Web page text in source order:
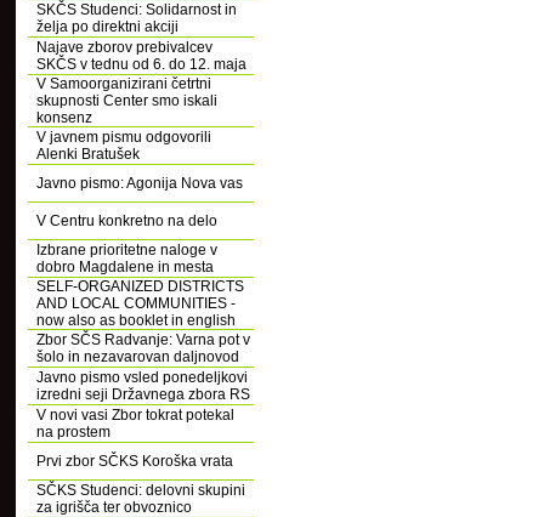
SKČS Studenci: Solidarnost in
želja po direktni akciji
Najave zborov prebivalcev
SKČS v tednu od 6. do 12. maja
V Samoorganizirani četrtni
skupnosti Center smo iskali
konsenz
V javnem pismu odgovorili
Alenki Bratušek
Javno pismo: Agonija Nova vas
V Centru konkretno na delo
Izbrane prioritetne naloge v
dobro Magdalene in mesta
SELF-ORGANIZED DISTRICTS
AND LOCAL COMMUNITIES -
now also as booklet in english
Zbor SČS Radvanje: Varna pot v
šolo in nezavarovan daljnovod
Javno pismo vsled ponedeljkovi
izredni seji Državnega zbora RS
V novi vasi Zbor tokrat potekal
na prostem
Prvi zbor SČKS Koroška vrata
SČKS Studenci: delovni skupini
za igrišča ter obvoznico